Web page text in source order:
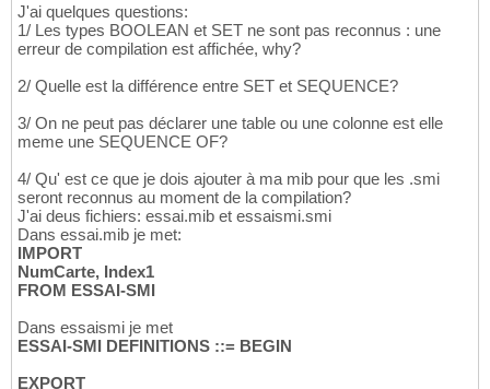
J'ai quelques questions:
1/ Les types BOOLEAN et SET ne sont pas reconnus : une
erreur de compilation est affichée, why?
2/ Quelle est la différence entre SET et SEQUENCE?
3/ On ne peut pas déclarer une table ou une colonne est elle
meme une SEQUENCE OF?
4/ Qu' est ce que je dois ajouter à ma mib pour que les .smi
seront reconnus au moment de la compilation?
J'ai deus fichiers: essai.mib et essaismi.smi
Dans essai.mib je met:
IMPORT
NumCarte, Index1
FROM ESSAI-SMI
Dans essaismi je met
ESSAI-SMI DEFINITIONS ::= BEGIN
EXPORT